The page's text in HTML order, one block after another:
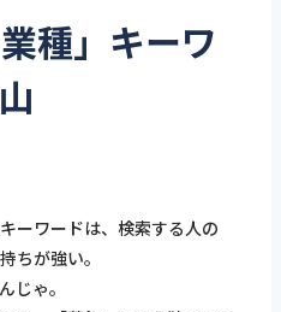
種」キーワ
ーワードは、検索する人の
ちが強い。
んじゃ。